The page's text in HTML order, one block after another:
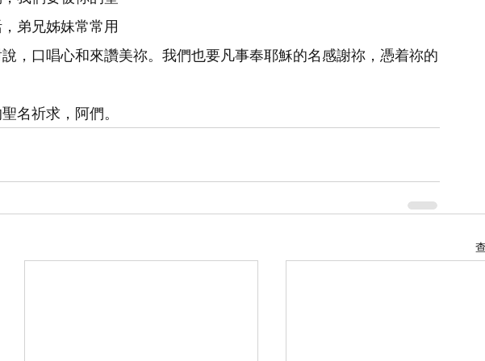
弟兄姊妹常常用
，口唱心和來讚美祢。我們也要凡事奉耶穌的名感謝祢，憑着祢的
名祈求，阿們。